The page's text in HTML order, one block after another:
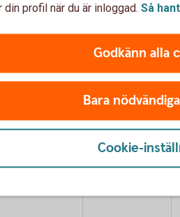
från
Förändringen
sker
4 september
din profil när du är inloggad. Så
Godkänn alla
Bara
Cookie-